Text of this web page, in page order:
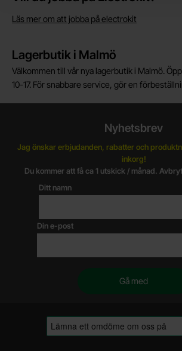
Läs mer om att jobba på electrokit
Lagerbutik i Malmö
Välkommen till vår nya lagerbutik i Malmö.
10-17. För snabbare service, gör en
Nyhetsbrev
Jag önskar erbjudanden, rabatter och
inkorg!
Du kommer att få ca 1 utskick / månad.
Ditt namn
Din e-post